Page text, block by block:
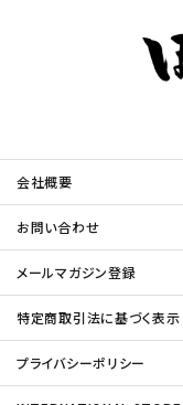
会社概要
お問い合わせ
メールマガジン登録
特定商取引法に基づく表示
プライバシーポリシー